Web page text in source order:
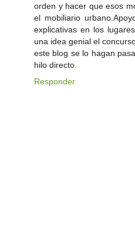
orden y hacer que esos
el mobiliario
explicativas en los
una idea genial el
este blog se lo hagan
hilo directo.
Responder